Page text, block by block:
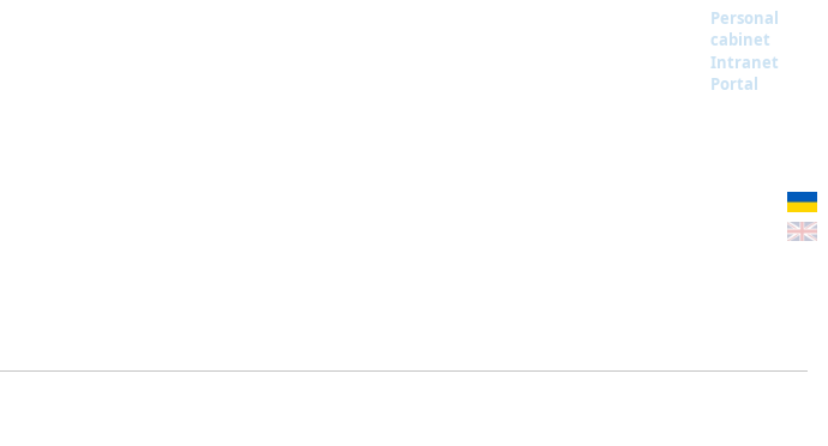
Personal
cabinet
Intranet
Portal